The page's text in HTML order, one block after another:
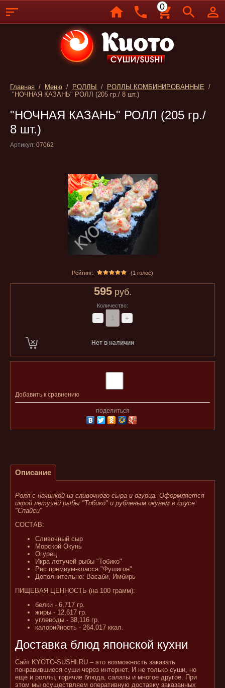
Главная / Меню / РОЛЛЫ / РОЛЛЫ КОМБИНИРОВАННЫЕ /
"НОЧНАЯ КАЗАНЬ" РОЛЛ (205 гр./ 8 шт.)
"НОЧНАЯ КАЗАНЬ" РОЛЛ (205 гр./
8 шт.)
Артикул: 07062
Рейтинг: (1 голос)
595руб.
Количество:
− +
Нет в наличии
Добавить к сравнению
поделиться
Описание
Ролл с начинкой из сливочного сыра и огурца. Оформляется
икрой летучей рыбы "Тобико" и рубленым окунем в соусе
"Спайси"
СОСТАВ:
Сливочный сыр
Морской Окунь
Огурец
Икра летучей рыбы "Тобико"
Рис премиум-класса "Фушигон"
Дополнительно: Васаби, Имбирь
ПИЩЕВАЯ ЦЕННОСТЬ (на 100 грамм):
белки - 6,717 гр.
жиры - 12,617 гр.
углеводы - 38,116 гр.
калорийность - 264,017 ккал.
Доставка блюд японской кухни
Сайт KYOTO-SUSHI.RU – это возможность заказать
понравившиеся суши через интернет. И не только суши, но
еще и роллы, горячие блюда, салаты и многое другое. При
этом мы осуществляем оперативную доставку заказанных
0